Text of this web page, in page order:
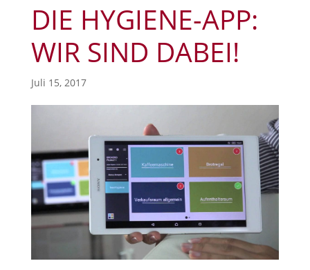
DIE HYGIENE-APP:
WIR SIND DABEI!
Juli 15, 2017